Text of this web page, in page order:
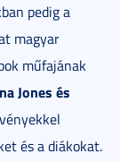
pedig a
magyar
műfajának
Jones és
és a diákokat.